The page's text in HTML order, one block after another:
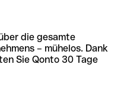
die gesamte
– mühelos. Dank
Sie Qonto 30 Tage